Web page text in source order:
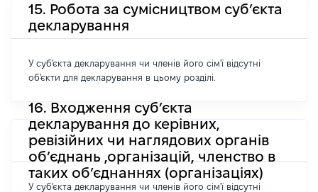
15. Робота за сумісництвом суб’єкта
декларування
У суб'єкта декларування чи членів його сім'ї відсутні
об'єкти для декларування в цьому розділі.
16. Входження суб’єкта
декларування до керівних,
ревізійних чи наглядових органів
об’єднань ,організацій, членство в
таких об’єднаннях (організаціях)
У суб'єкта декларування чи членів його сім'ї відсутні